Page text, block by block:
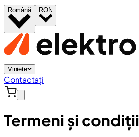
Română RON
Viniete
Contactați
Termeni și condiții